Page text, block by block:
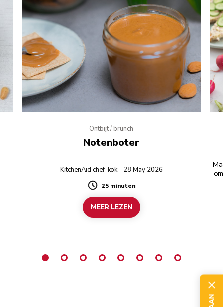
Ontbijt / brunch
Notenboter
KitchenAid chef-kok - 28 May 2026
Duration
25 minuten
MEER LEZEN